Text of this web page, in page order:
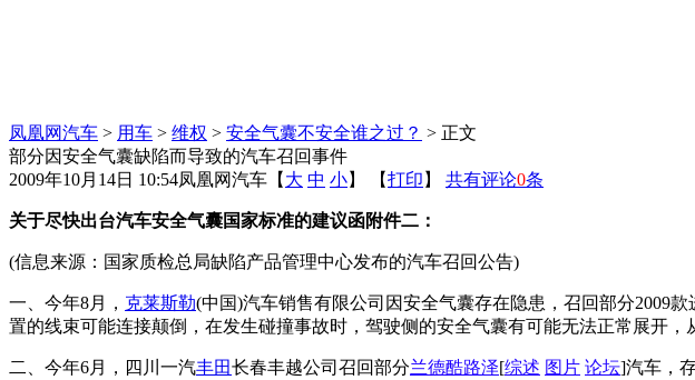
凤凰网汽车 > 用车 > 维权 > 安全气囊不安全谁之过？ > 正文
部分因安全气囊缺陷而导致的汽车召回事件
2009年10月14日 10:54凤凰网汽车 【 大 中 小】 【打印 】 共有评论0条
关于尽快出台汽车安全气囊国家标准的建议函附件二：
(信息来源：国家质检总局缺陷产品管理中心发布的汽车召回公告)
一、今年8月， 克莱斯勒(中国)汽车销售有限公司因安全气囊存在隐患，召回部分2009款
置的线束可能连接颠倒，在发生碰撞事故时，驾驶侧的安全气囊有可能无法正常展开，
二、今年6月，四川一汽丰田长春丰越公司召回部分兰德酷路泽[综述 图片 论坛]汽车，